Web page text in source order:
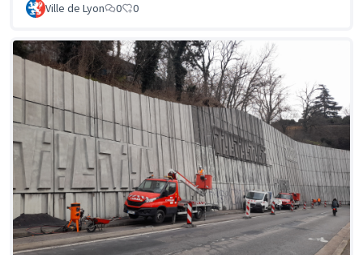
Ville de Lyon 0 0